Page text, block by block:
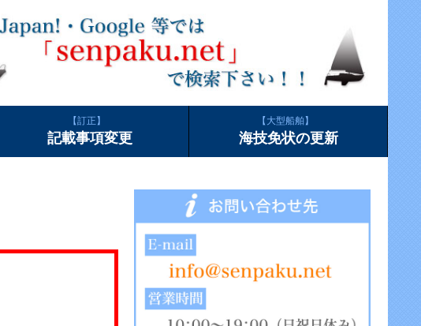
訂正
記載事項変更
大型船舶
海技免状の更新